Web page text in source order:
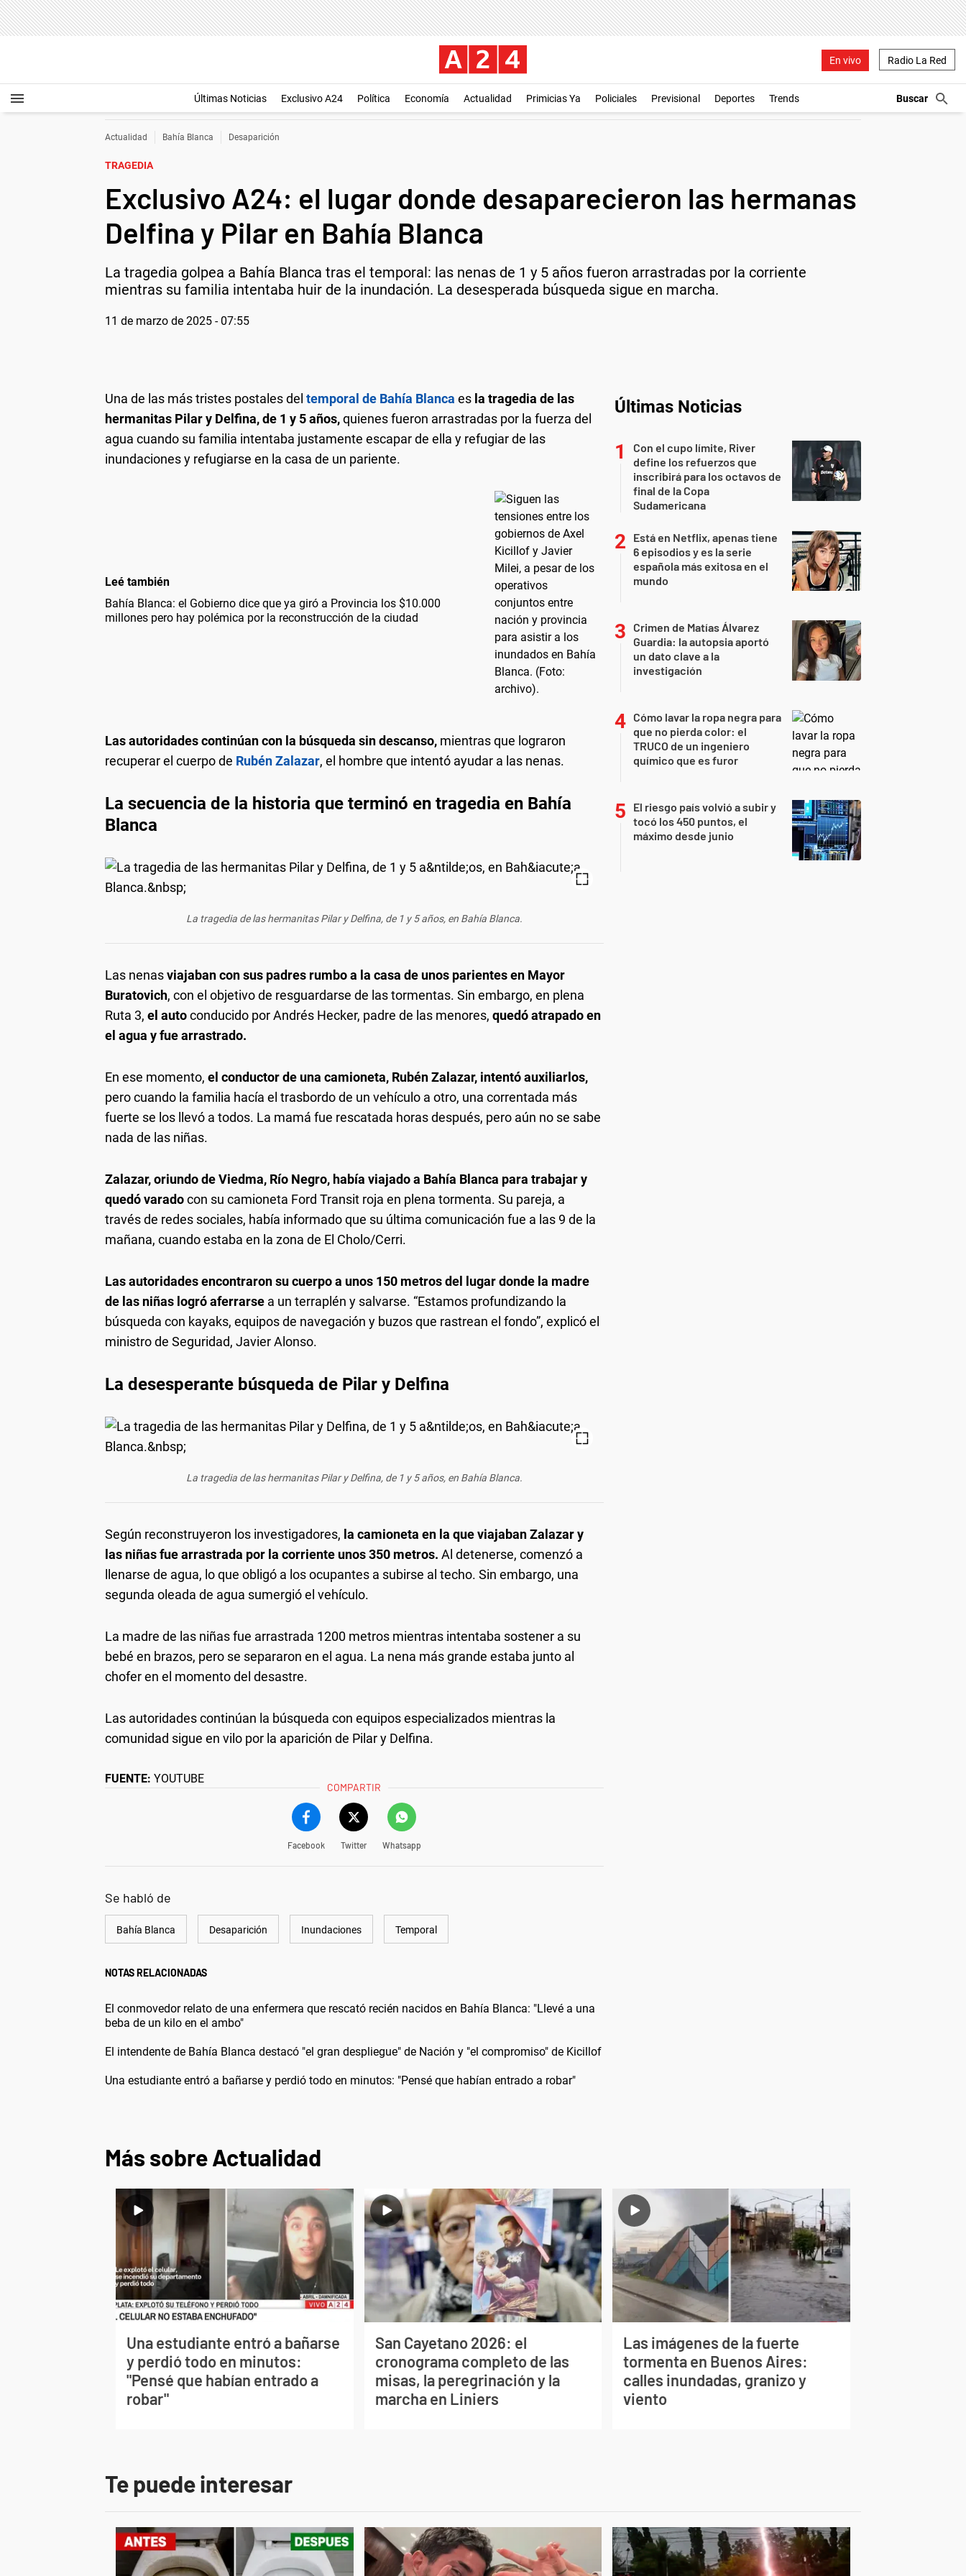
En vivo Radio La Red
Últimas Noticias Exclusivo A24 Política Economía Actualidad Primicias Ya Policiales Previsional Deportes Trends
Actualidad Bahía Blanca Desaparición
TRAGEDIA
Exclusivo A24: el lugar donde desaparecieron las hermanas
Delfina y Pilar en Bahía Blanca
La tragedia golpea a Bahía Blanca tras el temporal: las nenas de 1 y 5 años fueron arrastradas por la corriente
mientras su familia intentaba huir de la inundación. La desesperada búsqueda sigue en marcha.
11 de marzo de 2025 - 07:55
Una de las más tristes postales del temporal de Bahía Blanca es la tragedia de las
hermanitas Pilar y Delfina, de 1 y 5 años,quienes fueron arrastradas por la fuerza del
agua cuando su familia intentaba justamente escapar de ella y refugiar de las
inundaciones y refugiarse en la casa de un pariente.
Leé también
Bahía Blanca: el Gobierno dice que ya giró a Provincia los $10.000
millones pero hay polémica por la reconstrucción de la ciudad
Las autoridades continúan con la búsqueda sin descanso, mientras que lograron
recuperar el cuerpo de Rubén Zalazar, el hombre que intentó ayudar a las nenas.
La secuencia de la historia que terminó en tragedia en Bahía
Blanca
La tragedia de las hermanitas Pilar y Delfina, de 1 y 5 años, en Bahía Blanca.
Las nenasviajaban con sus padres rumbo a la casa de unos parientes en Mayor
Buratovich, con el objetivo de resguardarse de las tormentas. Sin embargo, en plena
Ruta 3, el autoconducido por Andrés Hecker, padre de las menores, quedó atrapado en
el agua y fue arrastrado.
En ese momento, el conductor de una camioneta, Rubén Zalazar, intentó auxiliarlos,
pero cuando la familia hacía el trasbordo de un vehículo a otro, una correntada más
fuerte se los llevó a todos. La mamá fue rescatada horas después, pero aún no se sabe
nada de las niñas.
Zalazar, oriundo de Viedma, Río Negro, había viajado a Bahía Blanca para trabajar y
quedó varadocon su camioneta Ford Transit roja en plena tormenta. Su pareja, a
través de redes sociales, había informado que su última comunicación fue a las 9 de la
mañana, cuando estaba en la zona de El Cholo/Cerri.
Las autoridades encontraron su cuerpo a unos 150 metros del lugar donde la madre
de las niñas logró aferrarse a un terraplén y salvarse. “Estamos profundizando la
búsqueda con kayaks, equipos de navegación y buzos que rastrean el fondo”, explicó el
ministro de Seguridad, Javier Alonso.
La desesperante búsqueda de Pilar y Delfina
La tragedia de las hermanitas Pilar y Delfina, de 1 y 5 años, en Bahía Blanca.
Según reconstruyeron los investigadores, la camioneta en la que viajaban Zalazar y
las niñas fue arrastrada por la corriente unos 350 metros. Al detenerse, comenzó a
llenarse de agua, lo que obligó a los ocupantes a subirse al techo. Sin embargo, una
segunda oleada de agua sumergió el vehículo.
La madre de las niñas fue arrastrada 1200 metros mientras intentaba sostener a su
bebé en brazos, pero se separaron en el agua. La nena más grande estaba junto al
chofer en el momento del desastre.
Las autoridades continúan la búsqueda con equipos especializados mientras la
comunidad sigue en vilo por la aparición de Pilar y Delfina.
FUENTE: YOUTUBE
COMPARTIR
Facebook Twitter Whatsapp
Se habló de
Bahía Blanca Desaparición Inundaciones Temporal
NOTAS RELACIONADAS
El conmovedor relato de una enfermera que rescató recién nacidos en Bahía Blanca: "Llevé a una
beba de un kilo en el ambo"
El intendente de Bahía Blanca destacó "el gran despliegue" de Nación y "el compromiso" de Kicillof
Una estudiante entró a bañarse y perdió todo en minutos: "Pensé que habían entrado a robar"
Últimas Noticias
Con el cupo límite, River
define los refuerzos que
inscribirá para los octavos de
final de la Copa
Sudamericana
Está en Netflix, apenas tiene
6 episodios y es la serie
española más exitosa en el
mundo
Crimen de Matías Álvarez
Guardia: la autopsia aportó
un dato clave a la
investigación
Cómo lavar la ropa negra para
que no pierda color: el
TRUCO de un ingeniero
químico que es furor
El riesgo país volvió a subir y
tocó los 450 puntos, el
máximo desde junio
Más sobre Actualidad
Una estudiante entró a bañarse
y perdió todo en minutos:
"Pensé que habían entrado a
robar"
San Cayetano 2026: el
cronograma completo de las
misas, la peregrinación y la
marcha en Liniers
Las imágenes de la fuerte
tormenta en Buenos Aires:
calles inundadas, granizo y
viento
Te puede interesar